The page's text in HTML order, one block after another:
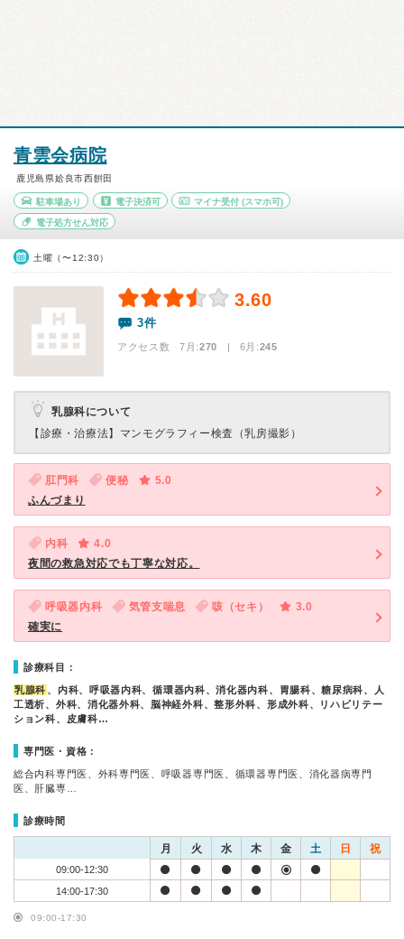
青雲会病院
鹿児島県姶良市西餠田
駐車場あり 電子決済可 マイナ受付 (スマホ可)
電子処方せん対応
土曜（〜12:30）
3.60
3件
アクセス数 7月:270 | 6月:245
乳腺科について
【診療・治療法】 マンモグラフィー検査（乳房撮影）
肛門科 便秘
5.0
ふんづまり
内科
4.0
夜間の救急対応でも丁寧な対応。
呼吸器内科 気管支喘息 咳（セキ）
3.0
確実に
診療科目：
乳腺科 、内科、呼吸器内科、循環器内科、消化器内科、胃腸科、糖尿病科、人
工透析、外科、消化器外科、脳神経外科、整形外科、形成外科、リハビリテー
ション科、皮膚科…
専門医・資格：
総合内科専門医、外科専門医、呼吸器専門医、循環器専門医、消化器病専門
医、肝臓専…
診療時間
月 火 水 木 金 土 日 祝
09:00-12:30
14:00-17:30
09:00-17:30